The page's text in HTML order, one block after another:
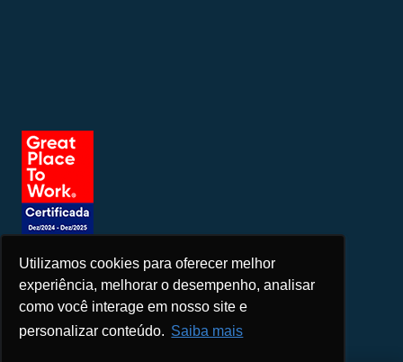
Utilizamos cookies para oferecer melhor
experiência, melhorar o desempenho, analisar
como você interage em nosso site e
personalizar conteúdo. Saiba mais
Seja um patrocinador